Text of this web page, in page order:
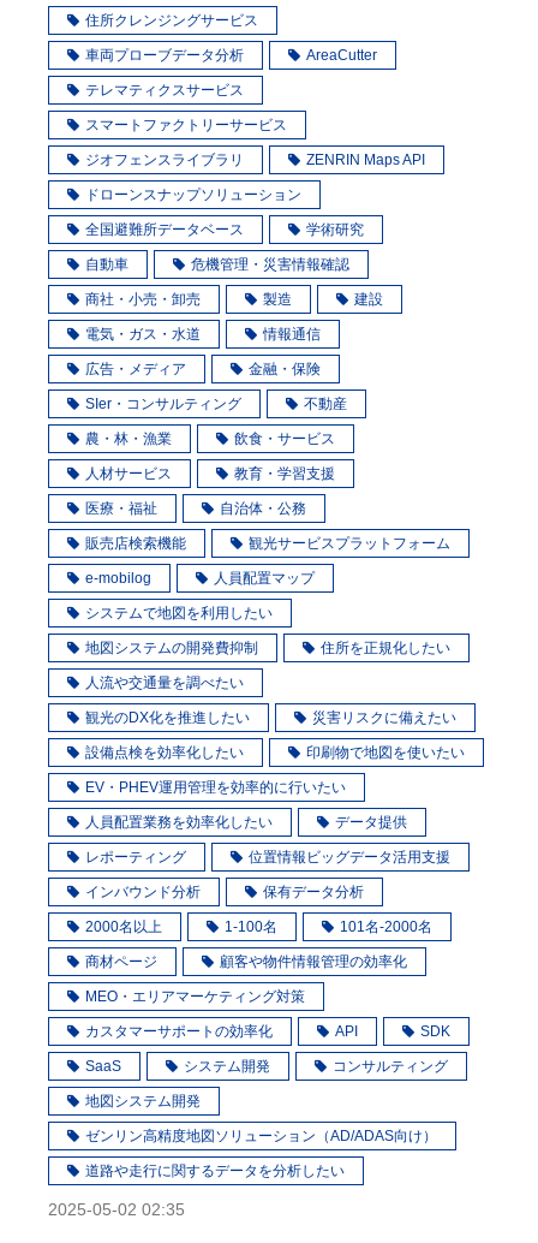
住所クレンジングサービス
車両プローブデータ分析 AreaCutter
テレマティクスサービス
スマートファクトリーサービス
ジオフェンスライブラリ ZENRIN Maps API
ドローンスナップソリューション
全国避難所データベース 学術研究
自動車 危機管理・災害情報確認
商社・小売・卸売 製造 建設
電気・ガス・水道 情報通信
広告・メディア 金融・保険
SIer・コンサルティング 不動産
農・林・漁業 飲食・サービス
人材サービス 教育・学習支援
医療・福祉 自治体・公務
販売店検索機能 観光サービスプラットフォーム
e-mobilog 人員配置マップ
システムで地図を利用したい
地図システムの開発費抑制 住所を正規化したい
人流や交通量を調べたい
観光のDX化を推進したい 災害リスクに備えたい
設備点検を効率化したい 印刷物で地図を使いたい
EV・PHEV運用管理を効率的に行いたい
人員配置業務を効率化したい データ提供
レポーティング 位置情報ビッグデータ活用支援
インバウンド分析 保有データ分析
2000名以上 1-100名 101名-2000名
商材ページ 顧客や物件情報管理の効率化
MEO・エリアマーケティング対策
カスタマーサポートの効率化 API SDK
SaaS システム開発 コンサルティング
地図システム開発
ゼンリン高精度地図ソリューション（AD/ADAS向け）
道路や走行に関するデータを分析したい
2025-05-02 02:35